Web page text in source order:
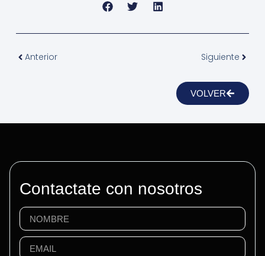
Anterior Siguiente
VOLVER
Contactate con nosotros